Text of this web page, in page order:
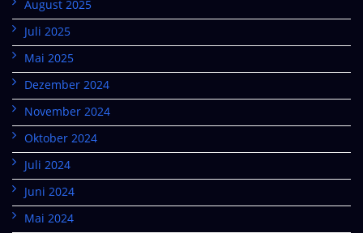
August 2025
Juli 2025
Mai 2025
Dezember 2024
November 2024
Oktober 2024
Juli 2024
Juni 2024
Mai 2024